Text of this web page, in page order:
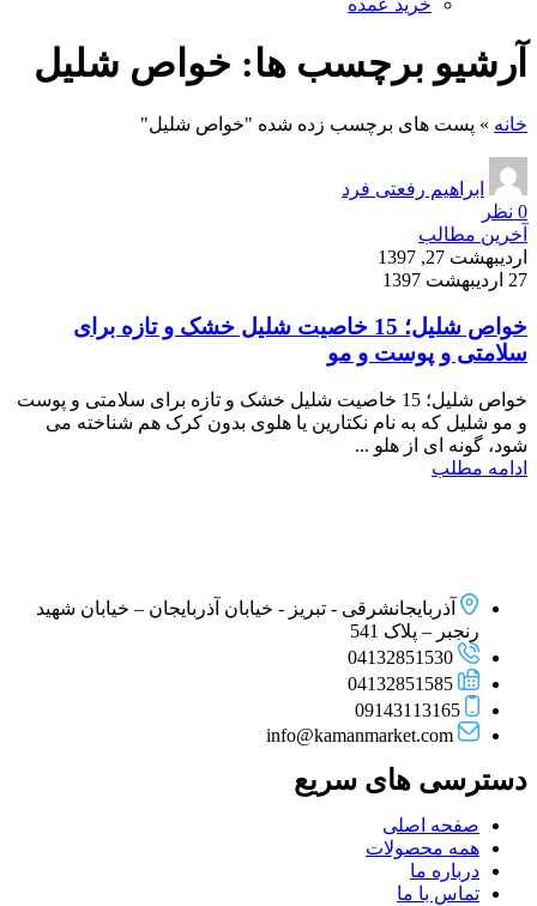
خرید عمده
آرشیو برچسب ها: خواص شلیل
خانه » پست های برچسب زده شده "خواص شلیل"
ابراهیم رفعتی فرد
0 نظر
آخرین مطالب
اردیبهشت 27, 1397
27 اردیبهشت 1397
خواص شلیل؛ 15 خاصیت شلیل خشک و تازه برای
سلامتی و پوست و مو
خواص شلیل؛ 15 خاصیت شلیل خشک و تازه برای سلامتی و پوست
و مو شلیل که به نام نکتارین یا هلوی بدون کرک هم شناخته می
شود، گونه‌ ای از هلو ...
ادامه مطلب
آذربایجانشرقی - تبریز - خیابان آذربایجان – خیابان شهید
رنجبر – پلاک 541
04132851530
04132851585
09143113165
info@kamanmarket.com
دسترسی های سریع
صفحه اصلی
همه محصولات
درباره ما
تماس با ما